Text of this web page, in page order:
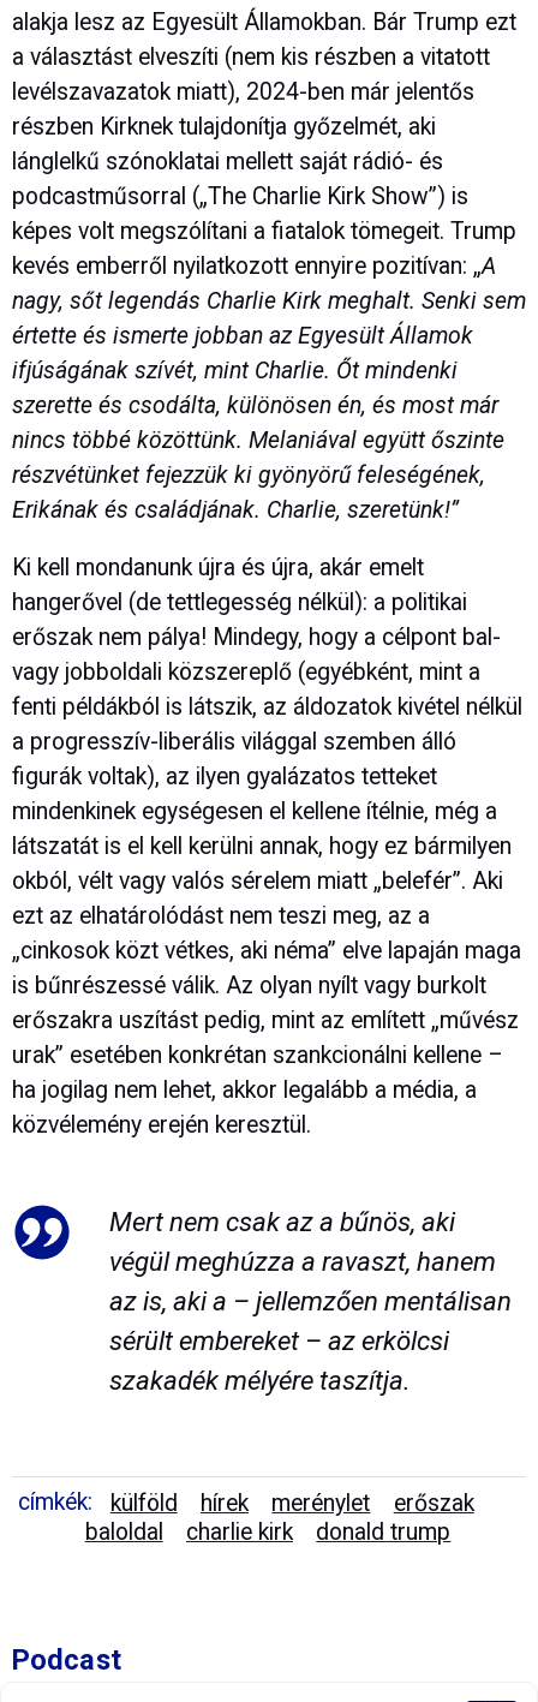
alakja lesz az Egyesült Államokban. Bár Trump ezt
a választást elveszíti (nem kis részben a vitatott
levélszavazatok miatt), 2024-ben már jelentős
részben Kirknek tulajdonítja győzelmét, aki
lánglelkű szónoklatai mellett saját rádió- és
podcastműsorral („The Charlie Kirk Show”) is
képes volt megszólítani a fiatalok tömegeit. Trump
kevés emberről nyilatkozott ennyire pozitívan: „A
nagy, sőt legendás Charlie Kirk meghalt. Senki sem
értette és ismerte jobban az Egyesült Államok
ifjúságának szívét, mint Charlie. Őt mindenki
szerette és csodálta, különösen én, és most már
nincs többé közöttünk. Melaniával együtt őszinte
részvétünket fejezzük ki gyönyörű feleségének,
Erikának és családjának. Charlie, szeretünk!”
Ki kell mondanunk újra és újra, akár emelt
hangerővel (de tettlegesség nélkül): a politikai
erőszak nem pálya! Mindegy, hogy a célpont bal-
vagy jobboldali közszereplő (egyébként, mint a
fenti példákból is látszik, az áldozatok kivétel nélkül
a progresszív-liberális világgal szemben álló
figurák voltak), az ilyen gyalázatos tetteket
mindenkinek egységesen el kellene ítélnie, még a
látszatát is el kell kerülni annak, hogy ez bármilyen
okból, vélt vagy valós sérelem miatt „belefér”. Aki
ezt az elhatárolódást nem teszi meg, az a
„cinkosok közt vétkes, aki néma” elve lapaján maga
is bűnrészessé válik. Az olyan nyílt vagy burkolt
erőszakra uszítást pedig, mint az említett „művész
urak” esetében konkrétan szankcionálni kellene –
ha jogilag nem lehet, akkor legalább a média, a
közvélemény erején keresztül.
Mert nem csak az a bűnös, aki
végül meghúzza a ravaszt, hanem
az is, aki a – jellemzően mentálisan
sérült embereket – az erkölcsi
szakadék mélyére taszítja.
címkék: külföld hírek merénylet
erőszak
baloldal
charlie kirk donald trump
Podcast